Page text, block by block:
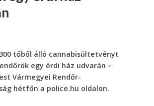
tőből álló cannabisültetvényt
egy érdi ház udvarán –
Vármegyei Rendőr-
hétfőn a police.hu oldalon.